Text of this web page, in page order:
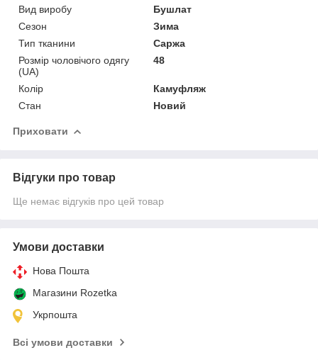
Вид виробу
Бушлат
Сезон
Зима
Тип тканини
Саржа
Розмір чоловічого одягу
(UA)
48
Колір
Камуфляж
Стан
Новий
Приховати
Відгуки про товар
Ще немає відгуків про цей товар
Умови доставки
Нова Пошта
Магазини Rozetka
Укрпошта
Всі умови доставки